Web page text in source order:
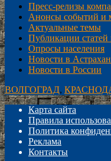
Пресс-релизы
Анонсы событий и
Актуальные темы
Публикации статей
Опросы населения
Новости в
Новости в России
ВОЛГОГРАД,
Карта сайта
Правила
Политика
Реклама
Контакты